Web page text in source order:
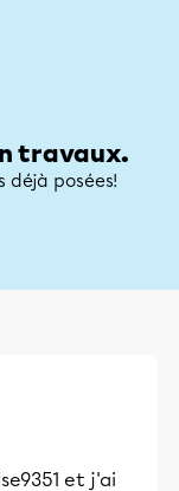
travaux.
déjà posées!
et j'ai